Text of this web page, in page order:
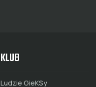
KLUB
Ludzie GieKSy